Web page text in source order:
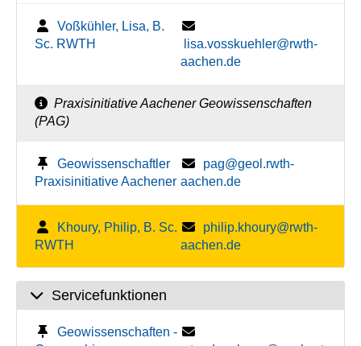
Voßkühler, Lisa, B.
Sc. RWTH
lisa.vosskuehler@rwth-
aachen.de
Praxisinitiative Aachener Geowissenschaften
(PAG)
Geowissenschaftler
Praxisinitiative Aachener
pag@geol.rwth-
aachen.de
Khoury, Philip, B. Sc.
RWTH
philip.khoury@rwth-
aachen.de
Servicefunktionen
Geowissenschaften -